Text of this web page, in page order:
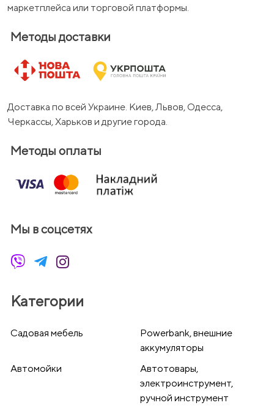
маркетплейса или торговой платформы.
Методы доставки
Доставка по всей Украине. Киев, Львов, Одесса,
Черкассы, Харьков и другие города.
Методы оплаты
Мы в соцсетях
Категории
Cадовая мебель
Powerbank, внешние
аккумуляторы
Автомойки
Автотовары,
электроинструмент,
ручной инструмент